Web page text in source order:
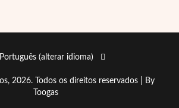
Português (alterar idioma)
2026. Todos os direitos reservados |
By
Toogas